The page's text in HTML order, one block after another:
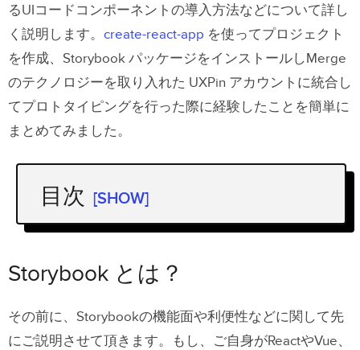
るUIコードコンポーネントの導入方法などについて詳し
く説明します。 create-react-app を使ってプロジェクト
を作成、Storybook パッケージをインストールしMerge
のテクノロジーを取り入れた UXPin アカウントに統合し
てプロトタイピングを行った際に経験したことを簡単に
まとめてみました。
目次 [SHOW]
Storybook とは？
Storybook を使ってみて
My Component
Storybook とは？
その前に、Storybookの機能面や利便性などに関して先
にご説明させて頂きます。
もし、ご自身がReactやVue、